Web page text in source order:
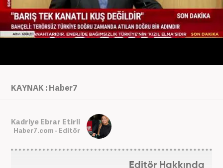
KAYNAK : Haber7
Kadriye Ebrar Etirli
Haber7.com - Editör
Editör Hakkında